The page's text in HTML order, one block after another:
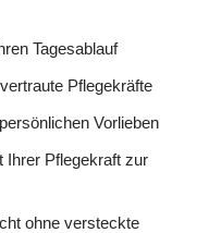
Tagesablauf
Pflegekräfte
Vorlieben
Ihrer Pflegekraft zur
ohne versteckte